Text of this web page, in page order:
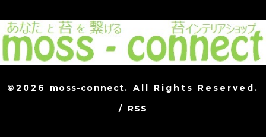
©2026 moss-connect. All Rights Reserved.
/ RSS